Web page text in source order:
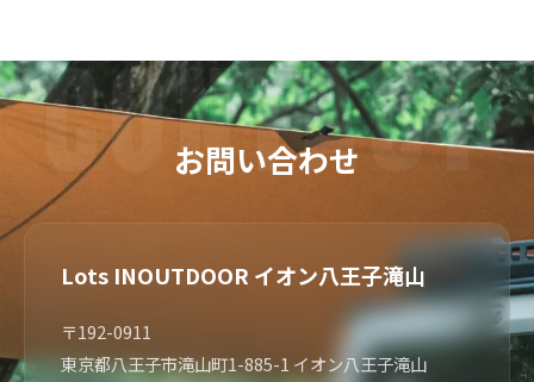
お問い合わせ
Lots INOUTDOOR イオン八王子滝山
〒192-0911
東京都八王子市滝山町1-885-1 イオン八王子滝山